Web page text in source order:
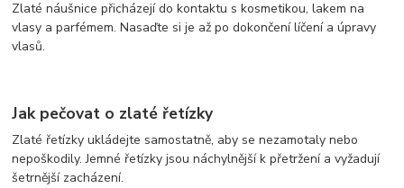
Zlaté náušnice přicházejí do kontaktu s kosmetikou, lakem na
vlasy a parfémem. Nasaďte si je až po dokončení líčení a úpravy
vlasů.
Jak pečovat o zlaté řetízky
Zlaté řetízky ukládejte samostatně, aby se nezamotaly nebo
nepoškodily. Jemné řetízky jsou náchylnější k přetržení a vyžadují
šetrnější zacházení.